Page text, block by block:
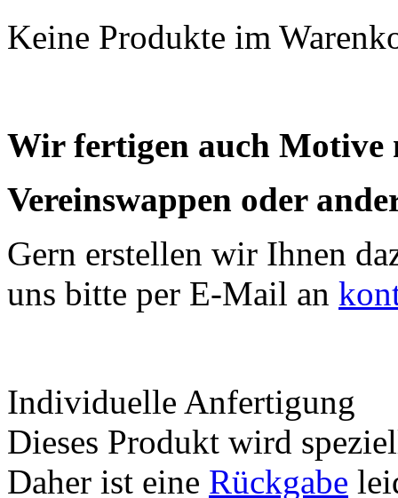
Keine Produkte im
Wir fertigen auch Motive
Vereinswappen oder
Gern erstellen wir Ihnen
uns bitte per E-Mail an
Individuelle Anfertigung
Dieses Produkt wird
Daher ist eine Rückgabe